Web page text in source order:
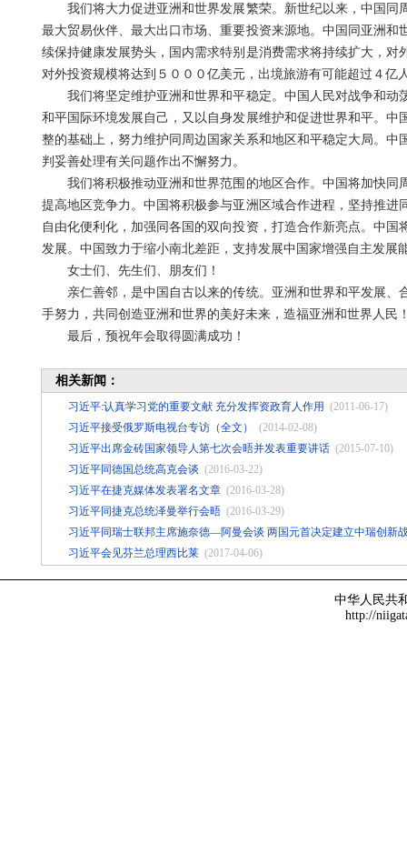
我们将大力促进亚洲和世界发展繁荣。新世纪以来，中国同
最大贸易伙伴、最大出口市场、重要投资来源地。中国同亚洲
续保持健康发展势头，国内需求特别是消费需求将持续扩大，
对外投资规模将达到５０００亿美元，出境旅游有可能超过４
我们将坚定维护亚洲和世界和平稳定。中国人民对战争和动
和平国际环境发展自己，又以自身发展维护和促进世界和平。
整的基础上，努力维护同周边国家关系和地区和平稳定大局。
判妥善处理有关问题作出不懈努力。
我们将积极推动亚洲和世界范围的地区合作。中国将加快同
提高地区竞争力。中国将积极参与亚洲区域合作进程，坚持推
自由化便利化，加强同各国的双向投资，打造合作新亮点。中
发展。中国致力于缩小南北差距，支持发展中国家增强自主发展
女士们、先生们、朋友们！
亲仁善邻，是中国自古以来的传统。亚洲和世界和平发展、
手努力，共同创造亚洲和世界的美好未来，造福亚洲和世界人民
最后，预祝年会取得圆满成功！
相关新闻：
习近平:认真学习党的重要文献 充分发挥资政育人作用 (2011-06-17)
习近平接受俄罗斯电视台专访（全文）
(2014-02-08)
习近平出席金砖国家领导人第七次会晤并发表重要讲话 (2015-07-10)
习近平同德国总统高克会谈 (2016-03-22)
习近平在捷克媒体发表署名文章 (2016-03-28)
习近平同捷克总统泽曼举行会晤 (2016-03-29)
习近平同瑞士联邦主席施奈德—阿曼会谈 两国元首决定建立中瑞创新
习近平会见芬兰总理西比莱 (2017-04-06)
中华人民共
http://